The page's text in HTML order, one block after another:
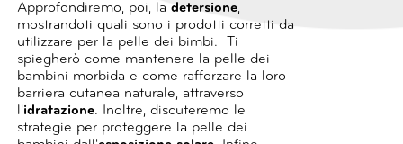
Approfondiremo, poi, la detersione,
mostrandoti quali sono i prodotti corretti da
utilizzare per la pelle dei bimbi.
Ti
spiegherò come mantenere la pelle dei
bambini morbida e come rafforzare la loro
barriera cutanea naturale, attraverso
l'idratazione. Inoltre, discuteremo le
strategie per proteggere la pelle dei